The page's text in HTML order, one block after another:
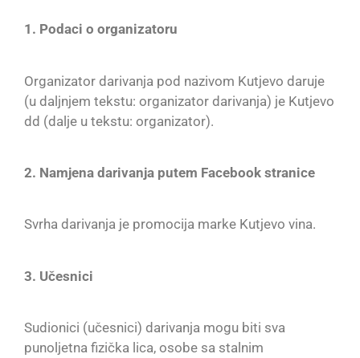
1. Podaci o organizatoru
Organizator darivanja pod nazivom Kutjevo daruje
(u daljnjem tekstu: organizator darivanja) je Kutjevo
dd (dalje u tekstu: organizator).
2. Namjena darivanja putem Facebook stranice
Svrha darivanja je promocija marke Kutjevo vina.
3. Učesnici
Sudionici (učesnici) darivanja mogu biti sva
punoljetna fizička lica, osobe sa stalnim